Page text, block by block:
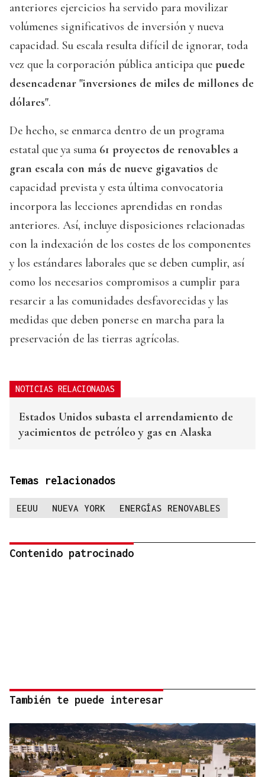
anteriores ejercicios ha servido para movilizar
volúmenes significativos de inversión y nueva
capacidad. Su escala resulta difícil de ignorar, toda
vez que la corporación pública anticipa que puede
desencadenar "inversiones de miles de millones de
dólares".
De hecho, se enmarca dentro de un programa
estatal que ya suma 61 proyectos de renovables a
gran escala con más de nueve gigavatios de
capacidad prevista y esta última convocatoria
incorpora las lecciones aprendidas en rondas
anteriores. Así, incluye disposiciones relacionadas
con la indexación de los costes de los componentes
y los estándares laborales que se deben cumplir, así
como los necesarios compromisos a cumplir para
resarcir a las comunidades desfavorecidas y las
medidas que deben ponerse en marcha para la
preservación de las tierras agrícolas.
NOTICIAS RELACIONADAS
Estados Unidos subasta el arrendamiento de
yacimientos de petróleo y gas en Alaska
Temas relacionados
EEUU NUEVA YORK ENERGÍAS RENOVABLES
Contenido patrocinado
También te puede interesar